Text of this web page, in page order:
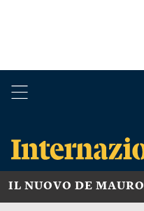
IL NUOVO DE MAURO